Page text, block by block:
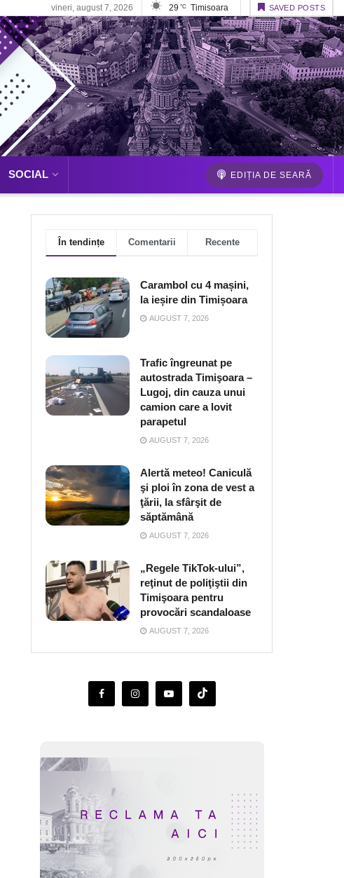
vineri, august 7, 2026 29 °C Timisoara SAVED POSTS
SOCIAL EDIȚIA DE SEARĂ
În tendințe Comentarii Recente
Carambol cu 4 mașini,
la ieșire din Timișoara
AUGUST 7, 2026
Trafic îngreunat pe
autostrada Timişoara –
Lugoj, din cauza unui
camion care a lovit
parapetul
AUGUST 7, 2026
Alertă meteo! Caniculă
şi ploi în zona de vest a
ţării, la sfârşit de
săptămână
AUGUST 7, 2026
„Regele TikTok-ului”,
reţinut de poliţiştii din
Timişoara pentru
provocări scandaloase
AUGUST 7, 2026